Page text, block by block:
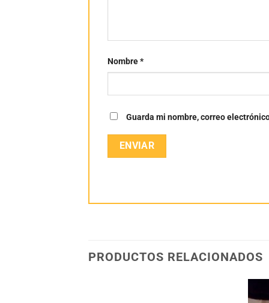
Nombre*
Guarda mi nombre, correo
PRODUCTOS RELACIONADOS